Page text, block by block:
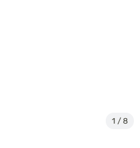
1 / 8